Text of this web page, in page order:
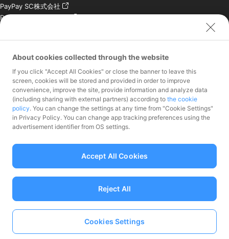
PayPay SC株式会社
PayPay India Pvt. Ltd.
会社
お問い合わせ
加盟店様専用お問い合わ
報道関係者様専用お問い
合わせ
株主・投資家様専用お問
資金移動業者 関東財務局長第00068号、前払式支払手段（第三者型）発行
About cookies collected through the website
If you click "Accept All Cookies" or close the banner to leave this
screen, cookies will be stored and provided in order to improve
convenience, improve the site, provide information and analyze data
(including sharing with external partners) according to the cookie
policy. You can change the settings at any time from "Cookie Settings"
in Privacy Policy. You can change app tracking preferences using the
advertisement identifier from OS settings.
Cookies Settings
Reject All
Accept All Cookies